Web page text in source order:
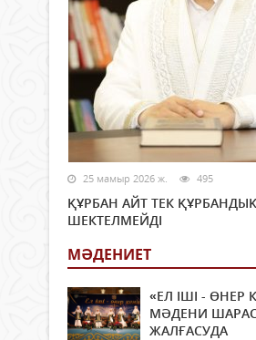
25 мамыр 2026 ж. 495
ҚҰРБАН АЙТ ТЕК
ШЕКТЕЛМЕЙДІ
МӘДЕНИЕТ
«ЕЛ ІШІ - ӨНЕР
МӘДЕНИ
ЖАЛҒАСУДА